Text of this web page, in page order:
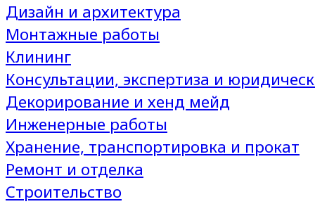
Дизайн и архитектура
Монтажные работы
Клининг
Консультации, экспертиза и
Декорирование и хенд мейд
Инженерные работы
Хранение, транспортировка и прокат
Ремонт и отделка
Строительство